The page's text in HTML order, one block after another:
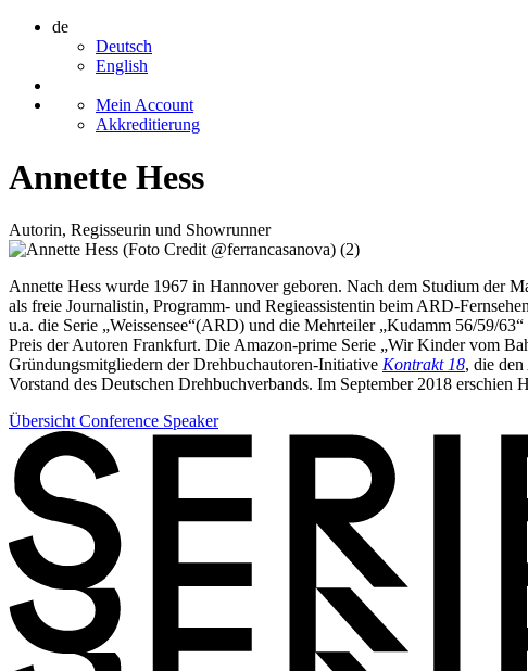
de
Deutsch
English
Mein Account
Akkreditierung
Annette Hess
Autorin, Regisseurin und Showrunner
Annette Hess wurde 1967 in Hannover geboren. Nach dem Studium der
als freie Journalistin, Programm- und Regieassistentin beim ARD-
u.a. die Serie „Weissensee“(ARD) und die Mehrteiler „Kudamm 56/59/
Preis der Autoren Frankfurt. Die Amazon-prime Serie „Wir Kinder vom
Gründungsmitgliedern der Drehbuchautoren-Initiative Kontrakt 18, die
Vorstand des Deutschen Drehbuchverbands. Im September 2018 erschien
Übersicht Conference Speaker